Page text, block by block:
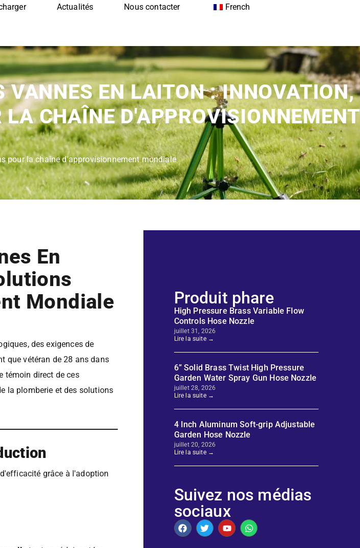
Actualités Nous contacter French
VANNES EN LAITON : INNOVATION,
CHAÎNE D'APPROVISIONNEMENT
pour la chaîne d'approvisionnement mondiale
En
Mondiale
des exigences de
que vétéran de 28 ans dans
témoin direct de ces
la plomberie et des solutions
grâce à l'adoption
Produit phare
High Pressure Brass Variable Flow
Controls Hose Nozzle
juillet 31, 2026
Lire la suite →
6” Solid Brass Twist High Pressure
Garden Water Spray Gun Hose Nozzle
juillet 28, 2026
Lire la suite →
4 Inch Aluminum Soft-grip Adjustable
Garden Hose Nozzle
juillet 20, 2026
Lire la suite →
Suivez nos médias
sociaux